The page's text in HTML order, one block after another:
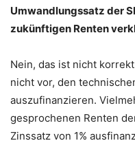
Umwandlungssatz der
zukünftigen Renten
Nein, das ist nicht
nicht vor, den
auszufinanzieren.
gesprochenen Renten
Zinssatz von 1%